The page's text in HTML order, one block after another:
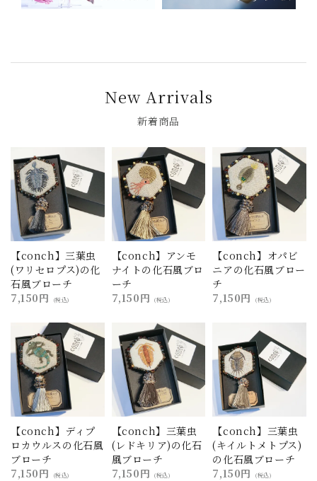
New Arrivals
新着商品
【conch】三葉虫
(ワリセロプス)の化
石風ブローチ
7,150円
(税込)
【conch】アンモ
ナイトの化石風ブロ
ーチ
7,150円
(税込)
【conch】オパビ
ニアの化石風ブロー
チ
7,150円
(税込)
【conch】ディプ
ロカウルスの化石風
ブローチ
7,150円
(税込)
【conch】三葉虫
(レドキリア)の化石
風ブローチ
7,150円
(税込)
【conch】三葉虫
(キイルトメトプス)
の化石風ブローチ
7,150円
(税込)